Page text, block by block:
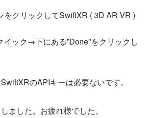
をクリックしてSwiftXR ( 3D AR VR )
イック→下にある”Done"をクリックし
のAPIキーは必要ないです。
ました。お疲れ様でした。